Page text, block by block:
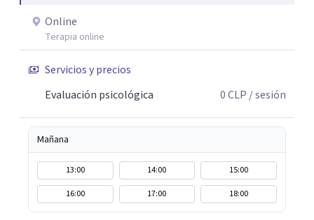
Online
Terapia online
Servicios y precios
Evaluación psicológica
0CLP / sesión
Mañana
13:00 14:00
15:00
16:00
17:00 18:00